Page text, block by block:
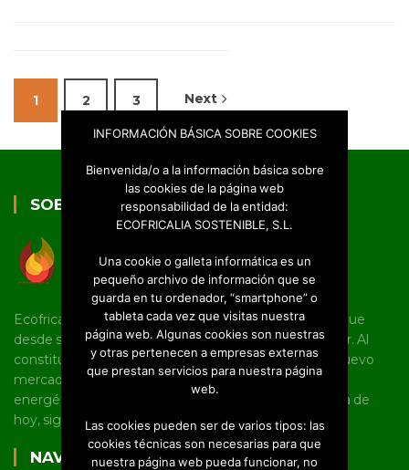
1 2 3 Next
SOBRE NOSOTROS
Ecofricalia es una joven pyme castellano manchega que
desde sus inicios tiene un marcado carácter innovador. Al
constituirse como empresa, fue pionera en abrir un nuevo
mercado en torno al uso de la biomasa y la eficiencia
energética en Castilla-La Mancha, línea en la que, a día de
hoy, sigue trabajando a nivel nacional e internacional.
NAVEGACIÓN
INFORMACIÓN BÁSICA SOBRE COOKIES
Bienvenida/o a la información básica sobre
las cookies de la página web
responsabilidad de la entidad:
ECOFRICALIA SOSTENIBLE, S.L.
Una cookie o galleta informática es un
pequeño archivo de información que se
guarda en tu ordenador, “smartphone” o
tableta cada vez que visitas nuestra
página web. Algunas cookies son nuestras
y otras pertenecen a empresas externas
que prestan servicios para nuestra página
web.
Las cookies pueden ser de varios tipos: las
cookies técnicas son necesarias para que
nuestra página web pueda funcionar, no